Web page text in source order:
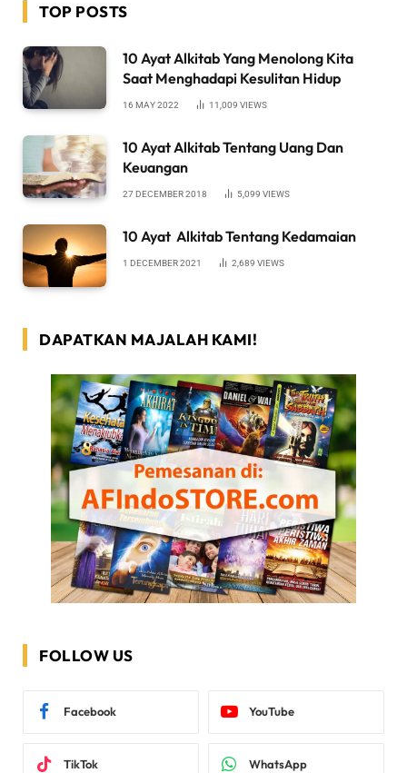
TOP POSTS
10 Ayat Alkitab Yang Menolong Kita
Saat Menghadapi Kesulitan Hidup
16 MAY 2022 11,009 VIEWS
10 Ayat Alkitab Tentang Uang Dan
Keuangan
27 DECEMBER 2018 5,099 VIEWS
10 Ayat Alkitab Tentang Kedamaian
1 DECEMBER 2021 2,689 VIEWS
DAPATKAN MAJALAH KAMI!
FOLLOW US
Facebook YouTube
TikTok WhatsApp